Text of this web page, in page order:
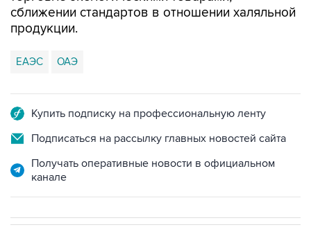
сближении стандартов в отношении халяльной
продукции.
ЕАЭС ОАЭ
Купить подписку на профессиональную ленту
Подписаться на рассылку главных новостей сайта
Получать оперативные новости в официальном
канале